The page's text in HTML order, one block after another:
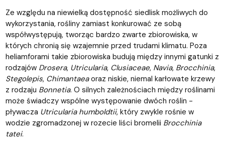
Ze względu na niewielką dostępność siedlisk możliwych do
wykorzystania, rośliny zamiast konkurować ze sobą
współwystępują, tworząc bardzo zwarte zbiorowiska, w
których chronią się wzajemnie przed trudami klimatu. Poza
heliamforami takie zbiorowiska budują między innymi gatunki z
rodzajów Drosera, Utricularia, Clusiaceae, Navia, Brocchinia,
Stegolepis, Chimantaeaoraz niskie, niemal karłowate krzewy
z rodzaju Bonnetia. O silnych zależnościach między roślinami
może świadczy wspólne występowanie dwóch roślin -
pływacza Utricularia humboldtii, który zwykle rośnie w
wodzie zgromadzonej w rozecie liści bromelii Brocchinia
tatei.